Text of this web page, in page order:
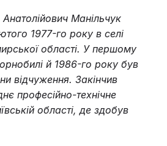
Манільчук
1977-го року в селі
області. У першому
й 1986-го року був
відчуження. Закінчив
професійно-технічне
області, де здобув